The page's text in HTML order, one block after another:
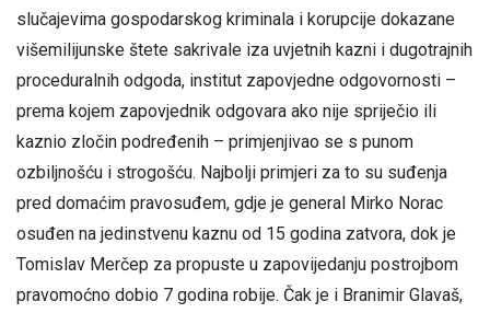
slučajevima gospodarskog kriminala i korupcije dokazane
višemilijunske štete sakrivale iza uvjetnih kazni i dugotrajnih
proceduralnih odgoda, institut zapovjedne odgovornosti –
prema kojem zapovjednik odgovara ako nije spriječio ili
kaznio zločin podređenih – primjenjivao se s punom
ozbiljnošću i strogošću. Najbolji primjeri za to su suđenja
pred domaćim pravosuđem, gdje je general Mirko Norac
osuđen na jedinstvenu kaznu od 15 godina zatvora, dok je
Tomislav Merčep za propuste u zapovijedanju postrojbom
pravomoćno dobio 7 godina robije. Čak je i Branimir Glavaš,